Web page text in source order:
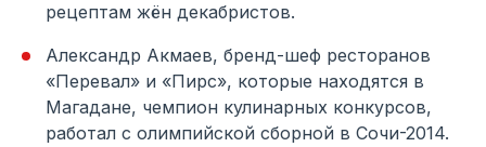
рецептам жён декабристов.
Александр Акмаев, бренд-шеф ресторанов
«Перевал» и «Пирс», которые находятся в
Магадане, чемпион кулинарных конкурсов,
работал с олимпийской сборной в Сочи-2014.